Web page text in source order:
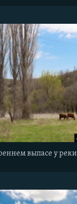
выпасе у реки